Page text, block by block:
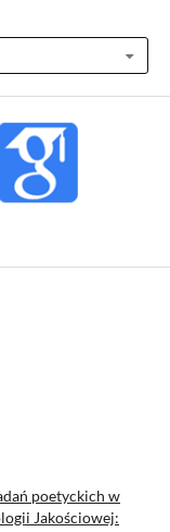
poetyckich w
Jakościowej: